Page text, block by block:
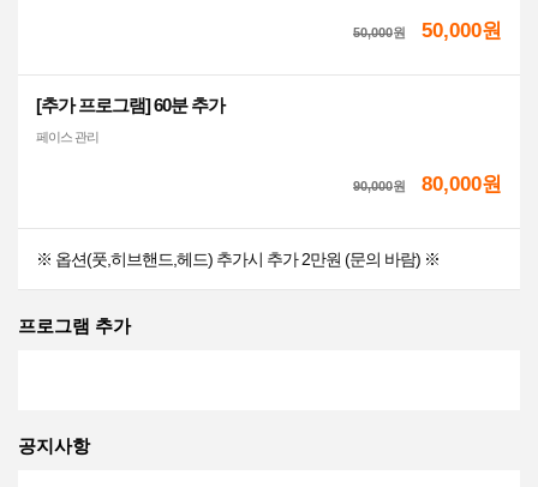
50,000원 50,000원
[추가 프로그램] 60분 추가
페이스 관리
90,000원 80,000원
※ 옵션(풋,히브핸드,헤드) 추가시 추가 2만원 (문의 바람) ※
프로그램 추가
공지사항